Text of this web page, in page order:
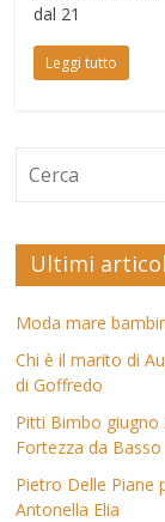
dal 21
Leggi tutto
Ultimi
Moda mare
Chi è il marito di
di Goffredo
Pitti Bimbo giugno
Fortezza da Basso
Pietro Delle Piane
Antonella Elia